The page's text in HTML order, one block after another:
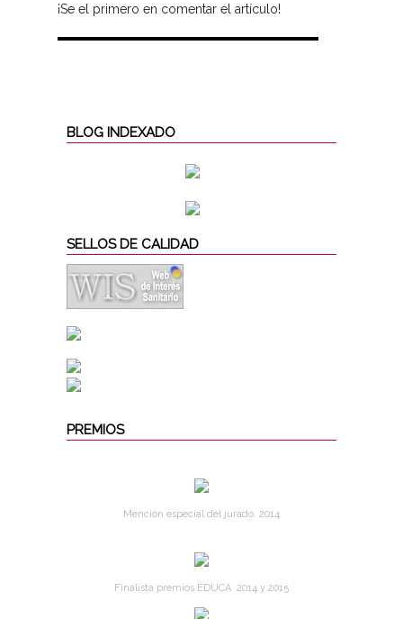
¡Se el primero en comentar el artículo!
BLOG INDEXADO
SELLOS DE CALIDAD
PREMIOS
Mención especial del jurado. 2014
Finalista premios EDUCA. 2014 y 2015